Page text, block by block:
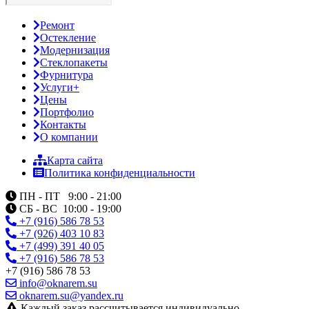
Ремонт
Остекление
Модернизация
Стеклопакеты
Фурнитура
Услуги+
Цены
Портфолио
Контакты
О компании
Карта сайта
Политика конфиденциальности
ПН - ПТ 9:00 - 21:00
СБ - ВС 10:00 - 19:00
+7 (916) 586 78 53
+7 (926) 403 10 83
+7 (499) 391 40 05
+7 (916) 586 78 53
+7 (916) 586 78 53
info@oknarem.su
oknarem.su@yandex.ru